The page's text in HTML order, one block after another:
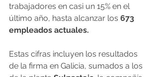
trabajadores en casi un 15% en el
último año, hasta alcanzar los 673
empleados actuales.
Estas cifras incluyen los resultados
de la firma en Galicia, sumados a los